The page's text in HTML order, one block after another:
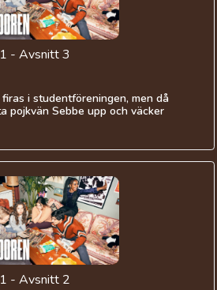
- Avsnitt 3
i studentföreningen, men då
pojkvän Sebbe upp och väcker
- Avsnitt 2